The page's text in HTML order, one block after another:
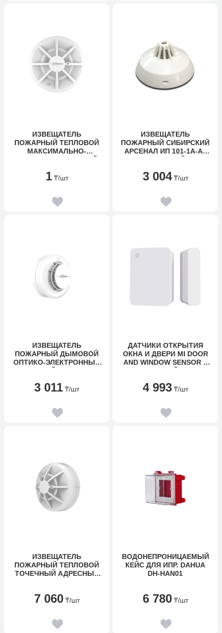
ИЗВЕЩАТЕЛЬ
ПОЖАРНЫЙ ТЕПЛОВОЙ
МАКСИМАЛЬНО-
HY-C132
1 ₸/шт
ИЗВЕЩАТЕЛЬ
ПОЖАРНЫЙ СИБИРСКИЙ
АРСЕНАЛ ИП 101-1А-А3
3 004 ₸/шт
ИЗВЕЩАТЕЛЬ
ПОЖАРНЫЙ ДЫМОВОЙ
ОПТИКО-ЭЛЕКТРОННЫЙ
3 011 ₸/шт
ДАТЧИКИ ОТКРЫТИЯ
ОКНА И ДВЕРИ MI DOOR
AND WINDOW SENSOR 2
4 993 ₸/шт
ИЗВЕЩАТЕЛЬ
ПОЖАРНЫЙ ТЕПЛОВОЙ
ТОЧЕЧНЫЙ АДРЕСНЫЙ
DAHUA DHI-HY-1310
7 060 ₸/шт
ВОДОНЕПРОНИЦАЕМЫЙ
КЕЙС ДЛЯ ИПР. DAHUA
DH-HAN01
6 780 ₸/шт